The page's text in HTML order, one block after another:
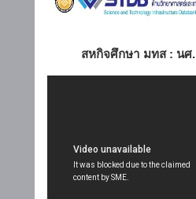
สหกิจศึกษา มทส : นศ.